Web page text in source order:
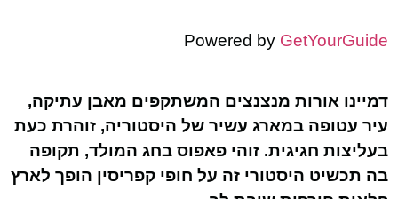
Powered by GetYourGuide
דמיינו אורות מנצנצים המשתקפים מאבן עתיקה,
עיר עטופה במארג עשיר של היסטוריה, זוהרת כעת
בעליצות חגיגית. זוהי פאפוס בחג המולד, תקופה
בה תכשיט היסטורי זה על חופי קפריסין הופך לארץ